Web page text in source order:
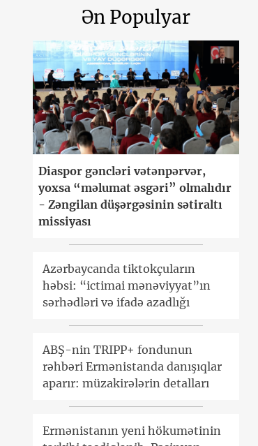
Ən Populyar
Diaspor gəncləri vətənpərvər,
yoxsa “məlumat əsgəri” olmalıdır
- Zəngilan düşərgəsinin sətiraltı
missiyası
Azərbaycanda tiktokçuların
həbsi: “ictimai mənəviyyat”ın
sərhədləri və ifadə azadlığı
ABŞ-nin TRIPP+ fondunun
rəhbəri Ermənistanda danışıqlar
aparır: müzakirələrin detalları
Ermənistanın yeni hökumətinin